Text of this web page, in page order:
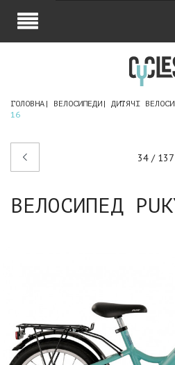
ГОЛОВНА ВЕЛОСИПЕДИ ДИТЯЧІ
16
34 / 137
ВЕЛОСИПЕД